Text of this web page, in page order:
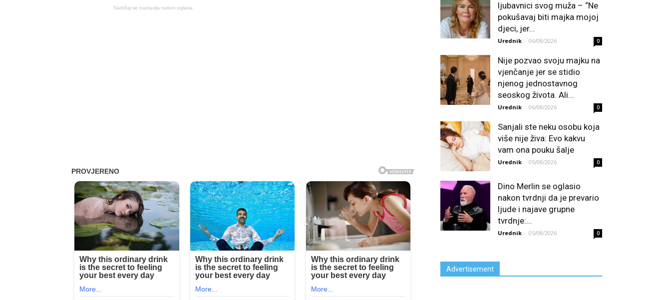
Sadržaj se nastavlja nakon oglasa
ljubavnici svog muža – “Ne
pokušavaj biti majka mojoj
djeci, jer...
Urednik - 06/08/2026 0
Nije pozvao svoju majku na
vjenčanje jer se stidio
njenog jednostavnog
seoskog života. Ali...
Urednik - 06/08/2026 0
Sanjali ste neku osobu koja
više nije živa: Evo kakvu
vam ona pouku šalje
Urednik - 05/08/2026 0
Dino Merlin se oglasio
nakon tvrdnji da je prevario
ljude i najave grupne
tvrdnje:...
Urednik - 05/08/2026 0
Advertisement